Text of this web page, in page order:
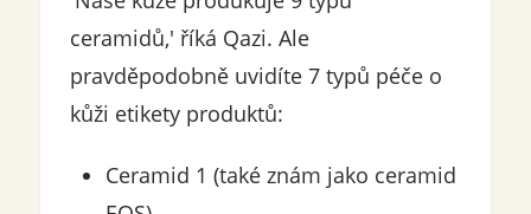
ceramidů,' říká Qazi. Ale
pravděpodobně uvidíte 7 typů péče o
kůži etikety produktů:
Ceramid 1 (také znám jako ceramid